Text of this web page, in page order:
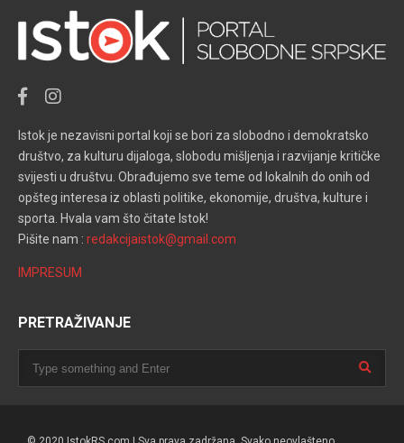
Istok je nezavisni portal koji se bori za slobodno i demokratsko
društvo, za kulturu dijaloga, slobodu mišljenja i razvijanje kritičke
svijesti u društvu. Obrađujemo sve teme od lokalnih do onih od
opšteg interesa iz oblasti politike, ekonomije, društva, kulture i
sporta. Hvala vam što čitate Istok!
Pišite nam : redakcijaistok@gmail.com
IMPRESUM
PRETRAŽIVANJE